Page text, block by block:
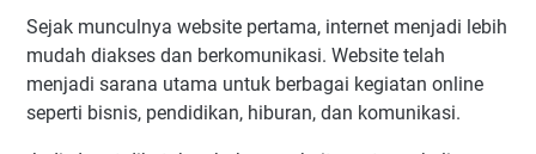
Sejak munculnya website pertama, internet menjadi lebih
mudah diakses dan berkomunikasi. Website telah
menjadi sarana utama untuk berbagai kegiatan online
seperti bisnis, pendidikan, hiburan, dan komunikasi.